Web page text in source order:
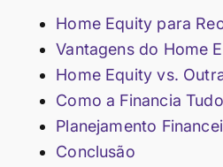
Home Equity para
Vantagens do Home
Home Equity vs.
Como a Financia
Planejamento
Conclusão